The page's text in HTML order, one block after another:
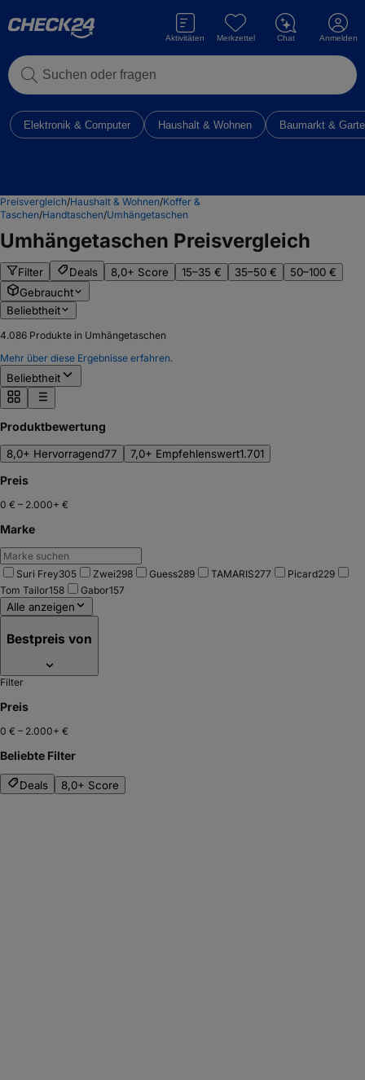
Suchen oder fragen
Aktivitäten Merkzettel Chat Anmelden
Elektronik & Computer Haushalt & Wohnen Baumarkt &
Preisvergleich/Haushalt & Wohnen/Koffer &
Taschen/Handtaschen/Umhängetaschen
Umhängetaschen Preisvergleich
Filter Deals 8,0+ Score 15–35 € 35–50 €
50–100 €
Gebraucht
Beliebtheit
4.086 Produkte in Umhängetaschen
Mehr über diese Ergebnisse erfahren.
Beliebtheit
Produktbewertung
8,0+ Hervorragend77 7,0+ Empfehlenswert1.701
Preis
0 € – 2.000+ €
Marke
Suri Frey305 Zwei298 Guess289 TAMARIS277 Picard229
Tom Tailor158 Gabor157
Alle anzeigen
Bestpreis von
Filter
Preis
0 € – 2.000+ €
Beliebte Filter
Deals 8,0+ Score